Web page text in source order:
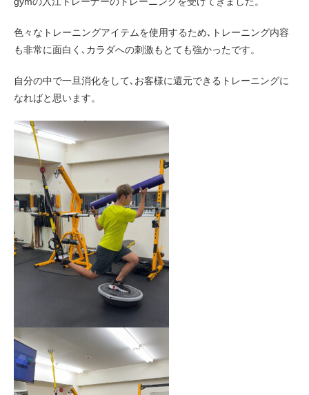
色々なトレーニングアイテムを使用するため､トレーニング内容
も非常に面白く､カラダへの刺激もとても強かったです。
自分の中で一旦消化をして､お客様に還元できるトレーニングに
なればと思います。